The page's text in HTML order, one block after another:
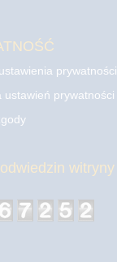
prywatności
ustawień prywatności
witryny